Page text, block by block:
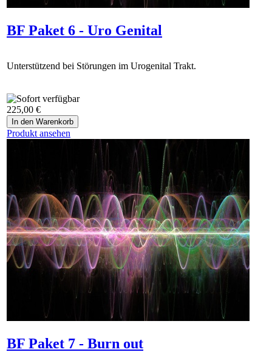
BF Paket 6 - Uro Genital
Unterstützend bei Störungen im Urogenital Trakt.
225,00 €
Produkt ansehen
BF Paket 7 - Burn out